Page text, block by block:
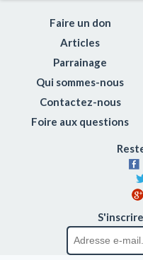
Faire un don
Articles
Parrainage
Qui sommes-nous
Contactez-nous
Foire aux questions